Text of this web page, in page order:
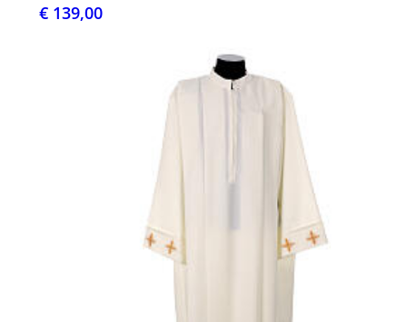
€ 139,00